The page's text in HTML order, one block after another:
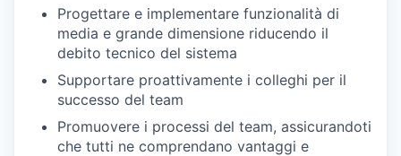
Progettare e implementare funzionalità di
media e grande dimensione riducendo il
debito tecnico del sistema
Supportare proattivamente i colleghi per il
successo del team
Promuovere i processi del team, assicurandoti
che tutti ne comprendano vantaggi e